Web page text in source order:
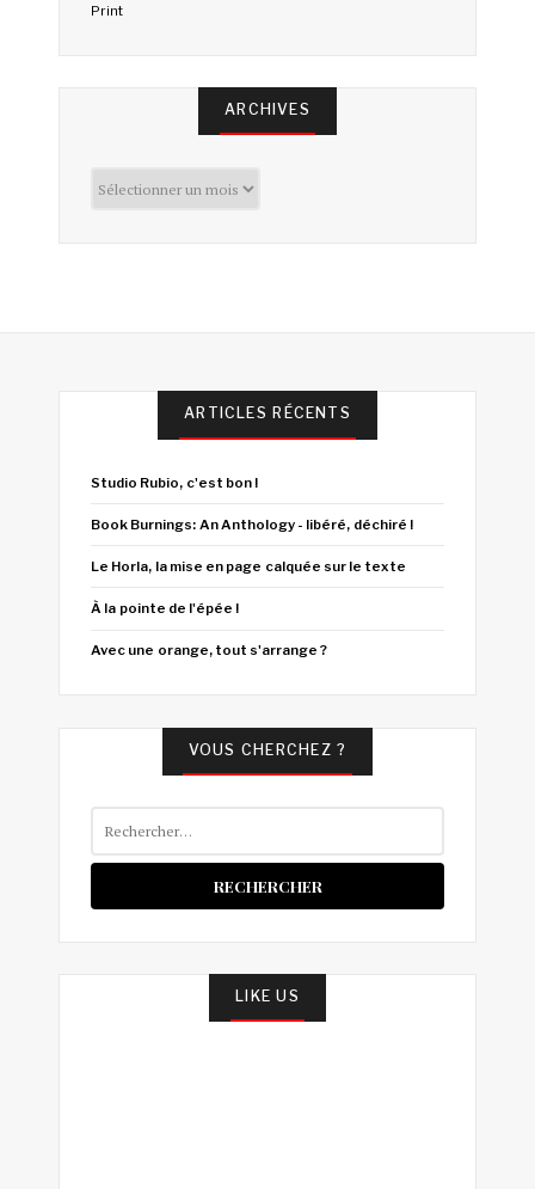
Print
ARCHIVES
ARTICLES RÉCENTS
Studio Rubio, c'est bon !
Book Burnings: An Anthology - libéré, déchiré !
Le Horla, la mise en page calquée sur le texte
À la pointe de l'épée !
Avec une orange, tout s'arrange ?
VOUS CHERCHEZ ?
LIKE US